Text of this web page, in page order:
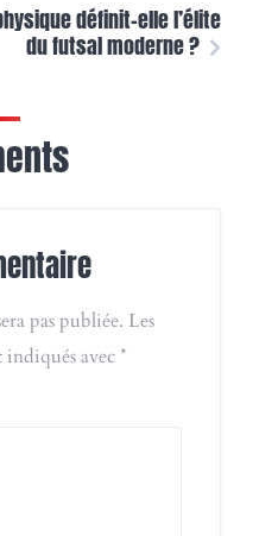
définit-elle l’élite
du futsal moderne ?
pas publiée. Les
avec*